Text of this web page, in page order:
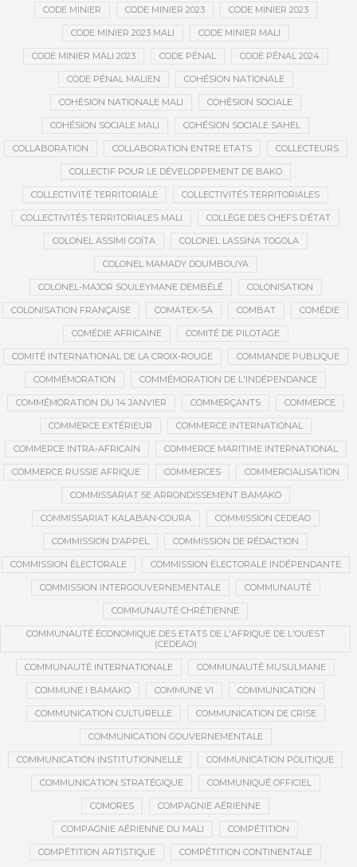
CODE MINIER CODE MINIER 2023 CODE MINIER 2023
CODE MINIER 2023 MALI CODE MINIER MALI
CODE MINIER MALI 2023 CODE PÉNAL CODE PÉNAL 2024
CODE PÉNAL MALIEN COHÉSION NATIONALE
COHÉSION NATIONALE MALI COHÉSION SOCIALE
COHÉSION SOCIALE MALI COHÉSION SOCIALE SAHEL
COLLABORATION COLLABORATION ENTRE ETATS COLLECTEURS
COLLECTIF POUR LE DÉVELOPPEMENT DE BAKO
COLLECTIVITÉ TERRITORIALE COLLECTIVITÉS TERRITORIALES
COLLECTIVITÉS TERRITORIALES MALI COLLÈGE DES CHEFS D’ÉTAT
COLONEL ASSIMI GOÏTA COLONEL LASSINA TOGOLA
COLONEL MAMADY DOUMBOUYA
COLONEL-MAJOR SOULEYMANE DEMBÉLÉ COLONISATION
COLONISATION FRANÇAISE COMATEX-SA COMBAT COMÉDIE
COMÉDIE AFRICAINE COMITÉ DE PILOTAGE
COMITÉ INTERNATIONAL DE LA CROIX-ROUGE COMMANDE PUBLIQUE
COMMÉMORATION COMMÉMORATION DE L'INDÉPENDANCE
COMMÉMORATION DU 14 JANVIER COMMERÇANTS COMMERCE
COMMERCE EXTÉRIEUR COMMERCE INTERNATIONAL
COMMERCE INTRA-AFRICAIN COMMERCE MARITIME INTERNATIONAL
COMMERCE RUSSIE AFRIQUE COMMERCES COMMERCIALISATION
COMMISSARIAT 5E ARRONDISSEMENT BAMAKO
COMMISSARIAT KALABAN-COURA COMMISSION CEDEAO
COMMISSION D’APPEL COMMISSION DE RÉDACTION
COMMISSION ÉLECTORALE COMMISSION ÉLECTORALE INDÉPENDANTE
COMMISSION INTERGOUVERNEMENTALE COMMUNAUTÉ
COMMUNAUTÉ CHRÉTIENNE
COMMUNAUTÉ ÉCONOMIQUE DES ETATS DE L'AFRIQUE DE L'OUEST
(CEDEAO)
COMMUNAUTÉ INTERNATIONALE COMMUNAUTÉ MUSULMANE
COMMUNE I BAMAKO COMMUNE VI COMMUNICATION
COMMUNICATION CULTURELLE COMMUNICATION DE CRISE
COMMUNICATION GOUVERNEMENTALE
COMMUNICATION INSTITUTIONNELLE COMMUNICATION POLITIQUE
COMMUNICATION STRATÉGIQUE COMMUNIQUÉ OFFICIEL
COMORES COMPAGNIE AÉRIENNE
COMPAGNIE AÉRIENNE DU MALI COMPÉTITION
COMPÉTITION ARTISTIQUE COMPÉTITION CONTINENTALE